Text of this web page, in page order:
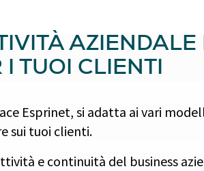
AZIENDALE
TUOI CLIENTI
Esprinet, si adatta ai vari
sui tuoi clienti.
e continuità del business